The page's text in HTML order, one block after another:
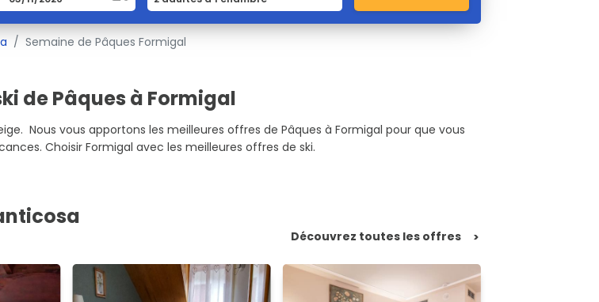
Semaine de Pâques Formigal
de Pâques à Formigal
Nous vous apportons les meilleures offres de Pâques à Formigal pour que vous
Choisir Formigal avec les meilleures offres de ski.
Découvrez toutes les offres >